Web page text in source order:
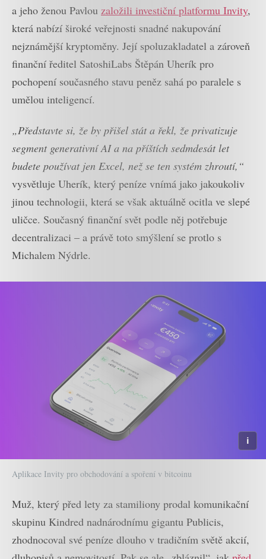
a jeho ženou Pavlou založili investiční platformu Invity,
která nabízí široké veřejnosti snadné nakupování
nejznámější kryptoměny. Její spoluzakladatel a zároveň
finanční ředitel SatoshiLabs Štěpán Uherík pro
pochopení současného stavu peněz sahá po paralele s
umělou inteligencí.
„Představte si, že by přišel stát a řekl, že privatizuje
segment generativní AI a na příštích sedmdesát let
budete používat jen Excel, než se ten systém zhroutí,“
vysvětluje Uherík, který peníze vnímá jako jakoukoliv
jinou technologii, která se však aktuálně ocitla ve slepé
uličce. Současný finanční svět podle něj potřebuje
decentralizaci – a právě toto smýšlení se protlo s
Michalem Nýdrle.
Aplikace Invity pro obchodování a spoření v bitcoinu
Muž, který před lety za stamiliony prodal komunikační
skupinu Kindred nadnárodnímu gigantu Publicis,
zhodnocoval své peníze dlouho v tradičním světě akcií,